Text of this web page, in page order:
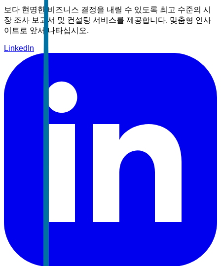
보다 현명한 비즈니스 결정을 내릴 수 있도록 최고 수준의 시
장 조사 보고서 및 컨설팅 서비스를 제공합니다. 맞춤형 인사
이트로 앞서 나타십시오.
LinkedIn